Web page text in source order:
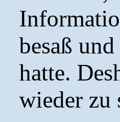
besaß
hatte.
wieder zu